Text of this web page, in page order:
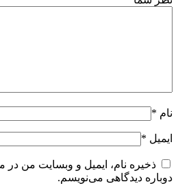
نام *
ایمیل *
ذخیره نام، ایمیل و وبسایت من در
دوباره دیدگاهی می‌نویسم.